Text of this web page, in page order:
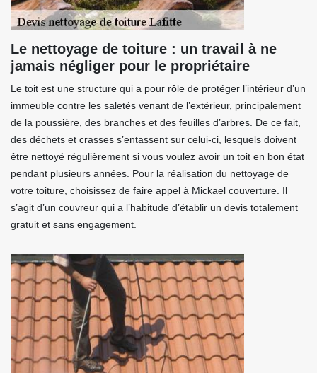
Le nettoyage de toiture : un travail à ne
jamais négliger pour le propriétaire
Le toit est une structure qui a pour rôle de protéger l’intérieur d’un
immeuble contre les saletés venant de l’extérieur, principalement
de la poussière, des branches et des feuilles d’arbres. De ce fait,
des déchets et crasses s’entassent sur celui-ci, lesquels doivent
être nettoyé régulièrement si vous voulez avoir un toit en bon état
pendant plusieurs années. Pour la réalisation du nettoyage de
votre toiture, choisissez de faire appel à Mickael couverture. Il
s’agit d’un couvreur qui a l’habitude d’établir un devis totalement
gratuit et sans engagement.